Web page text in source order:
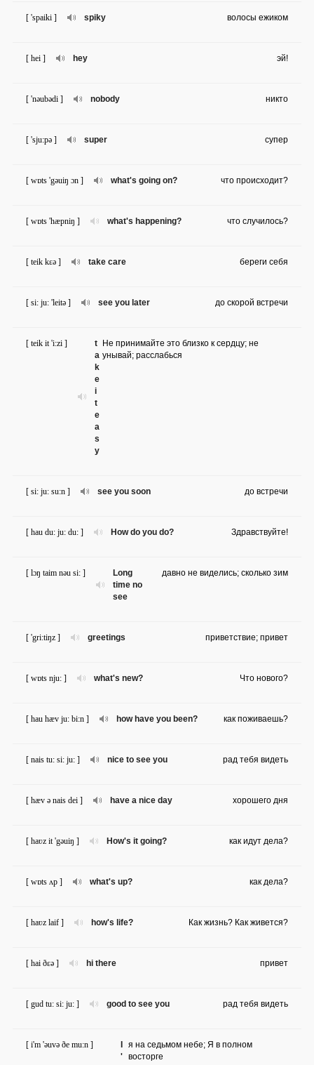
spiky
[ 'spaiki ] волосы ежиком
hey
[ hei ] эй!
nobody
[ 'nəubədi ] никто
super
[ 'sju:pə ] супер
what's going on?
[ wɒts 'gəuiŋ ɔn ] что происходит?
what's happening?
[ wɒts 'hæpniŋ ] что случилось?
take care
[ teik kɛə ] береги себя
see you later
[ si: ju: 'leitə ] до скорой встречи
t
a
k
e
i
t
e
a
s
y
[ teik it 'i:zi ]
Не принимайте это близко к сердцу; не
унывай; расслабься
see you soon
[ si: ju: su:n ] до встречи
How do you do?
[ hau du: ju: du: ] Здравствуйте!
Long
time no
see
[ lɔŋ taim nəu si: ] давно не виделись; сколько зим
greetings
[ 'gri:tiŋz ] приветствие; привет
what's new?
[ wɒts nju: ] Что нового?
how have you been?
[ hau hæv ju: bi:n ] как поживаешь?
nice to see you
[ nais tu: si: ju: ] рад тебя видеть
have a nice day
[ hæv ə nais dei ] хорошего дня
How's it going?
[ haʋz it 'gəuiŋ ] как идут дела?
what's up?
[ wɒts ʌp ] как дела?
how's life?
[ haʋz laif ] Как жизнь? Как живется?
hi there
[ hai ðɛə ] привет
good to see you
[ gud tu: si: ju: ] рад тебя видеть
'
[ i'm 'əuvə ðe mu:n ]
я на седьмом небе; Я в полном
восторге